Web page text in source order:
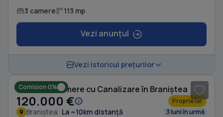
3 camere 113 mp
Vezi anunțul
Vezi istoricul prețurilor
Comision 0%
Casă cu 4 camere cu Canalizare în Braniștea
120.000 € Proprietar
Braniștea La ~10km distanță 3 luni în urmă